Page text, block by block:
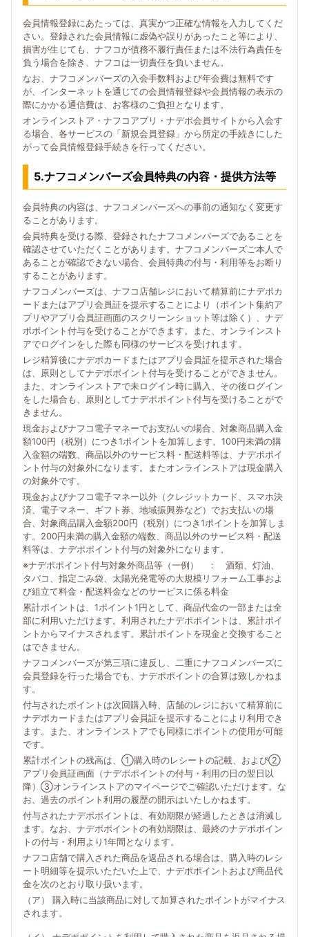
会員情報登録にあたっては、真実かつ正確な情報を入力してくだ
さい。登録された会員情報に虚偽や誤りがあったこと等により、
損害が生じても、ナフコが債務不履行責任または不法行為責任を
負う場合を除き、ナフコは一切責任を負いません。
なお、ナフコメンバーズの入会手数料および年会費は無料です
が、インターネットを通じての会員情報登録や会員情報の表示の
際にかかる通信費は、お客様のご負担となります。
オンラインストア・ナフコアプリ・ナデポ会員サイトから入会す
る場合、各サービスの「新規会員登録」から所定の手続きにした
がって会員情報登録手続きを行ってください。
5.ナフコメンバーズ会員特典の内容・提供方法等
会員特典の内容は、ナフコメンバーズへの事前の通知なく変更す
ることがあります。
会員特典を受ける際、登録されたナフコメンバーズであることを
確認させていただくことがあります。ナフコメンバーズご本人で
あることが確認できない場合、会員特典の付与・利用等をお断り
することがあります。
ナフコメンバーズは、ナフコ店舗レジにおいて精算前にナデポカ
ードまたはアプリ会員証を提示することにより（ポイント集約ア
プリやアプリ会員証画面のスクリーンショット等は除く）、ナデ
ポポイント付与を受けることができます。また、オンラインスト
アでログインをした際も同様のサービスを受けれます。
レジ精算後にナデポカードまたはアプリ会員証を提示された場合
は、原則としてナデポポイント付与を受けることができません。
また、オンラインストアで未ログイン時に購入、その後ログイン
をした場合も、原則としてナデポポイント付与を受けることがで
きません。
現金およびナフコ電子マネーでお支払いの場合、対象商品購入金
額100円（税別）につき1ポイントを加算します。100円未満の購
入金額の端数、商品以外のサービス料・配送料等は、ナデポポイ
ント付与の対象外になります。またオンラインストアは現金購入
の対象外です。
現金およびナフコ電子マネー以外（クレジットカード、スマホ決
済、電子マネー、ギフト券、地域振興券など）でお支払いの場
合、対象商品購入金額200円（税別）につき1ポイントを加算しま
す。200円未満の購入金額の端数、商品以外のサービス料・配送
料等は、ナデポポイント付与の対象外になります。
※ナデポポイント付与対象外商品等（一例） ： 酒類、灯油、
タバコ、指定ごみ袋、太陽光発電等の大規模リフォーム工事およ
び組立て料金・配送料金などのサービスに係る料金
累計ポイントは、1ポイント1円として、商品代金の一部または全
部に利用いただけます。利用されたナデポポイントは、累計ポイ
ントからマイナスされます。累計ポイントを現金と交換すること
はできません。
ナフコメンバーズが第三項に違反し、二重にナフコメンバーズに
会員登録を行った場合でも、ナデポポイントの合算は致しかねま
す。
付与されたポイントは次回購入時、店舗のレジにおいて精算前に
ナデポカードまたはアプリ会員証を提示することにより利用でき
ます。また、オンラインストアでも同様にポイントの使用が可能
です。
累計ポイントの残高は、①購入時のレシートの記載、および②
アプリ会員証画面（ナデポポイントの付与・利用の日の翌日以
降）③オンラインストアのマイページでご確認いただけます。な
お、過去のポイント利用の履歴の開示はいたしかねます。
付与されたナデポポイントは、有効期限が経過したときは消滅し
ます。なお、ナデポポイントの有効期限は、最終のナデポポイン
トの付与・利用より1年間となります。
ナフコ店舗で購入された商品を返品される場合は、購入時のレシ
ート明細等を提示いただいた上で、ナデポポイントおよび商品代
金を次のとおり取り扱います。
（ア） 購入時に当該商品に対して加算されたポイントがマイナス
されます。